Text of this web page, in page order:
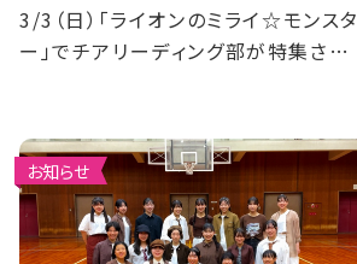
3/3（日）「ライオンのミライ☆モンスタ
ー」でチアリーディング部が特集されま
お知らせ